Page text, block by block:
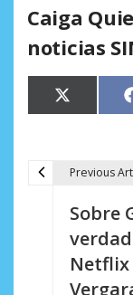
Caiga
noticias
Compartir
en
X
(Twitter)
Previous
Sobre
Netflix